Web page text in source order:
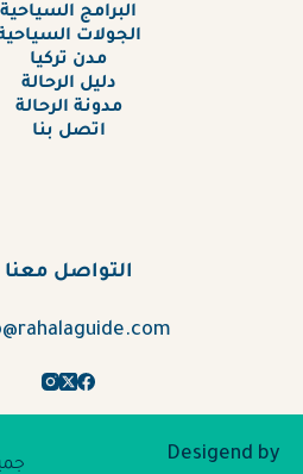
البرامج السياحية
الجولات
مدن تركيا
دليل الرحالة
مدونة الرحالة
اتصل بنا
التواصل معنا
Desigend by